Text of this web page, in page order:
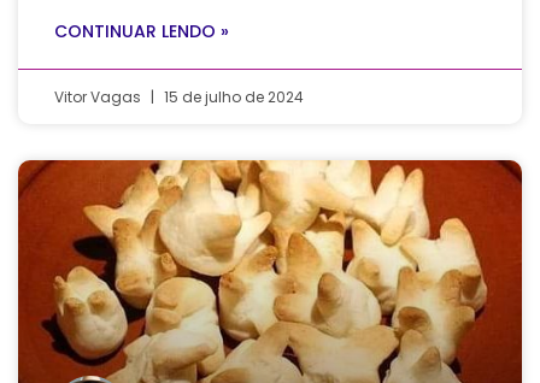
CONTINUAR LENDO »
Vitor Vagas 15 de julho de 2024